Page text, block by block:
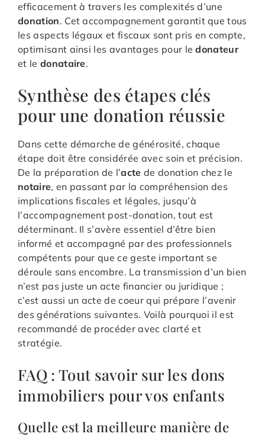
efficacement à travers les complexités d’une
donation. Cet accompagnement garantit que tous
les aspects légaux et fiscaux sont pris en compte,
optimisant ainsi les avantages pour ledonateur
et le donataire.
Synthèse des étapes clés
pour une donation réussie
Dans cette démarche de générosité, chaque
étape doit être considérée avec soin et précision.
De la préparation de l’acte de donation chez le
notaire, en passant par la compréhension des
implications fiscales et légales, jusqu’à
l’accompagnement post-donation, tout est
déterminant. Il s’avère essentiel d’être bien
informé et accompagné par des professionnels
compétents pour que ce geste important se
déroule sans encombre. La transmission d’un bien
n’est pas juste un acte financier ou juridique ;
c’est aussi un acte de coeur qui prépare l’avenir
des générations suivantes. Voilà pourquoi il est
recommandé de procéder avec clarté et
stratégie.
FAQ : Tout savoir sur les dons
immobiliers pour vos enfants
Quelle est la meilleure manière de